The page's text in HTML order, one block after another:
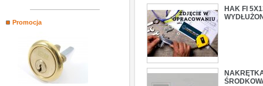
Promocja
HAK FI